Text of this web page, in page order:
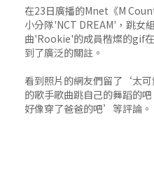
在23日廣播的Mnet《M
小分隊'NCT DREAM'，跳女
曲'Rookie'的成員楷燦的gif
到了廣泛的關註。
看到照片的網友們留了‘太
的歌手歌曲跳自己的舞蹈的
好像穿了爸爸的吧’等評論。